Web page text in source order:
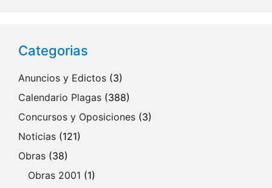
Categorias
Anuncios y Edictos (3)
Calendario Plagas (388)
Concursos y Oposiciones (3)
Noticias (121)
Obras (38)
Obras 2001 (1)